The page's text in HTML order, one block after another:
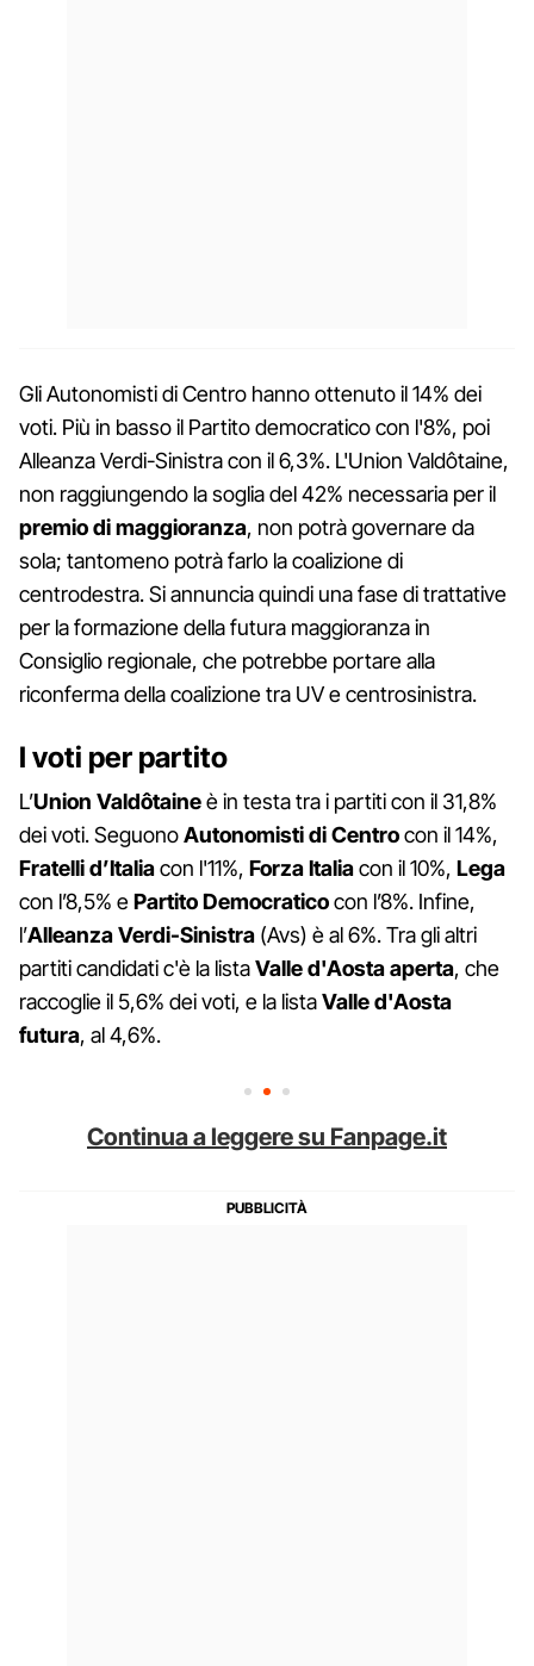
Gli Autonomisti di Centro hanno ottenuto il 14% dei
voti. Più in basso il Partito democratico con l'8%, poi
Alleanza Verdi-Sinistra con il 6,3%. L'Union Valdôtaine,
non raggiungendo la soglia del 42% necessaria per il
premio di maggioranza, non potrà governare da
sola; tantomeno potrà farlo la coalizione di
centrodestra. Si annuncia quindi una fase di trattative
per la formazione della futura maggioranza in
Consiglio regionale, che potrebbe portare alla
riconferma della coalizione tra UV e centrosinistra.
I voti per partito
L’Union Valdôtaineè in testa tra i partiti con il 31,8%
dei voti. SeguonoAutonomisti di Centrocon il 14%,
Fratelli d’Italiacon l'11%, Forza Italiacon il 10%, Lega
con l’8,5% ePartito Democraticocon l’8%. Infine,
l’Alleanza Verdi-Sinistra (Avs) è al 6%. Tra gli altri
partiti candidati c'è la listaValle d'Aosta aperta, che
raccoglie il 5,6% dei voti, e la listaValle d'Aosta
futura, al 4,6%.
Continua a leggere su Fanpage.it